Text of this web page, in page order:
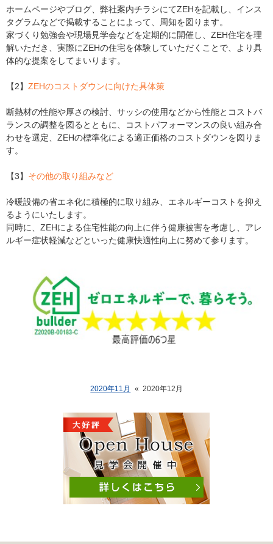
ホームページやブログ、弊社案内チラシにてZEHを記載し、インス
タグラムなどで掲載することによって、周知を図ります。
家づくり勉強会や現場見学会などを定期的に開催し、ZEH住宅を理
解いただき、実際にZEHの住宅を体験していただくことで、より具
体的な提案をしてまいります。
【2】 ZEHのコストダウンに向けた具体策
断熱材の性能や厚さの検討、サッシの使用などから性能とコストバ
ランスの調整を図るとともに、コストパフォーマンスの良い組み合
わせを選定、ZEHの標準化による適正価格のコストダウンを図りま
す。
【3】 その他の取り組みなど
冷暖設備の省エネ化に積極的に取り組み、エネルギーコストを抑え
るようにいたします。
同時に、ZEHによる住宅性能の向上に伴う健康被害を考慮し、アレ
ルギー症状軽減などといった健康快適性向上に努めて参ります。
2020年11月 « 2020年12月